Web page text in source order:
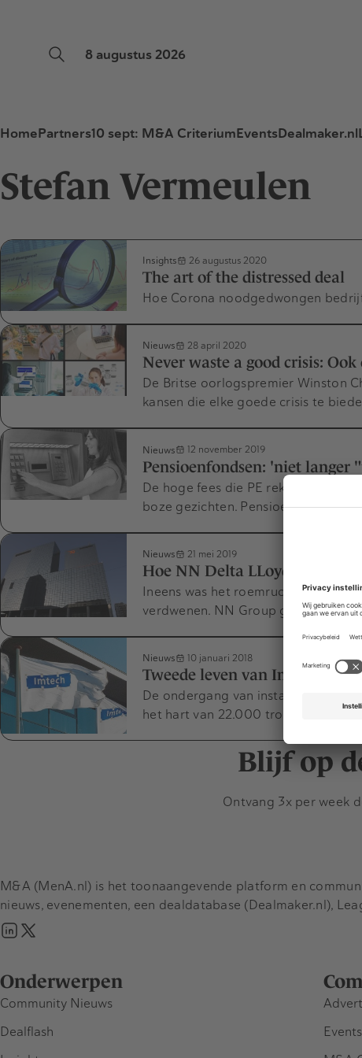
8 augustus 2026
HomePartners10 sept: M&A CriteriumEventsDealmaker.nl
Stefan Vermeulen
Insights 26 augustus 2020
The art of the distressed deal
Hoe Corona noodgedwongen
Nieuws 28 april 2020
Never waste a good crisis:
De Britse oorlogspremier Winston
kansen die elke goede crisis te
Nieuws 12 november 2019
Pensioenfondsen: 'niet langer
De hoge fees die PE rekent, leiden
boze gezichten. Pensioenfondsen
Nieuws 21 mei 2019
Hoe NN Delta LLoyd in handen
Ineens was het roemruchte Delta
verdwenen. NN Group ging er met
Nieuws 10 januari 2018
Tweede leven van Imtech
De ondergang van
het hart van 22.000 trouwe
Blijf op
Ontvang 3x per week
Onderwerpen
Community Nieuws
Dealflash
Events
M&A (MenA.nl) is het toonaangevende platform en
nieuws, evenementen, een dealdatabase (Dealmaker.nl),